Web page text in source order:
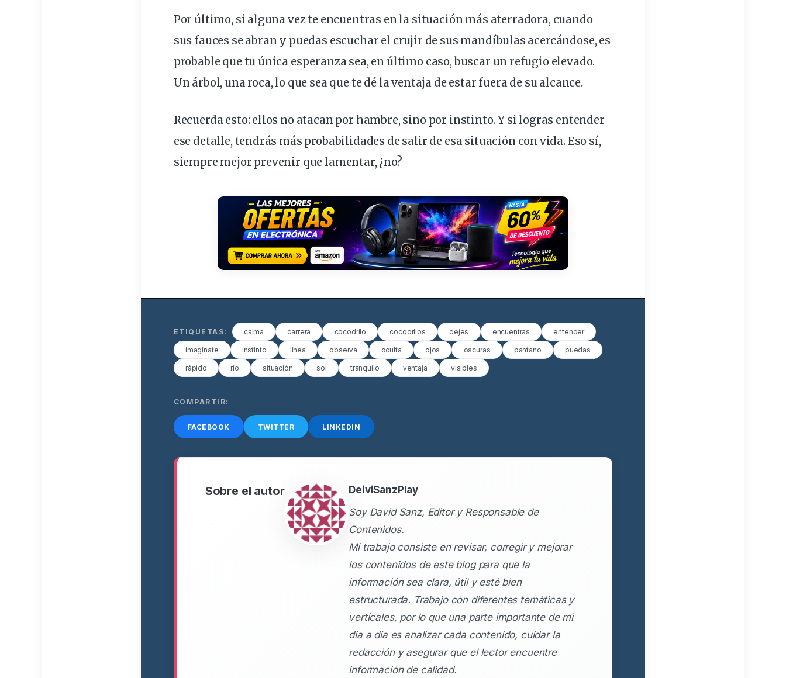
Por último, si alguna vez te encuentras en la situación más aterradora, cuando
sus fauces se abran y puedas escuchar el crujir de sus mandíbulas acercándose, es
probable que tu única esperanza sea, en último caso, buscar un refugio elevado.
Un árbol, una roca, lo que sea que te dé la ventaja de estar fuera de su alcance.
Recuerda esto: ellos no atacan por hambre, sino por instinto. Y si logras entender
ese detalle, tendrás más probabilidades de salir de esa situación con vida. Eso sí,
siempre mejor prevenir que lamentar, ¿no?
ETIQUETAS: calma carrera cocodrilo cocodrilos dejes encuentras entender
imagínate instinto línea observa oculta ojos oscuras pantano puedas
rápido río situación sol tranquilo ventaja visibles
COMPARTIR:
FACEBOOK TWITTER LINKEDIN
Sobre el autor
DeiviSanzPlay
Soy David Sanz, Editor y Responsable de
Contenidos.
Mi trabajo consiste en revisar, corregir y mejorar
los contenidos de este blog para que la
información sea clara, útil y esté bien
estructurada. Trabajo con diferentes temáticas y
verticales, por lo que una parte importante de mi
día a día es analizar cada contenido, cuidar la
redacción y asegurar que el lector encuentre
información de calidad.